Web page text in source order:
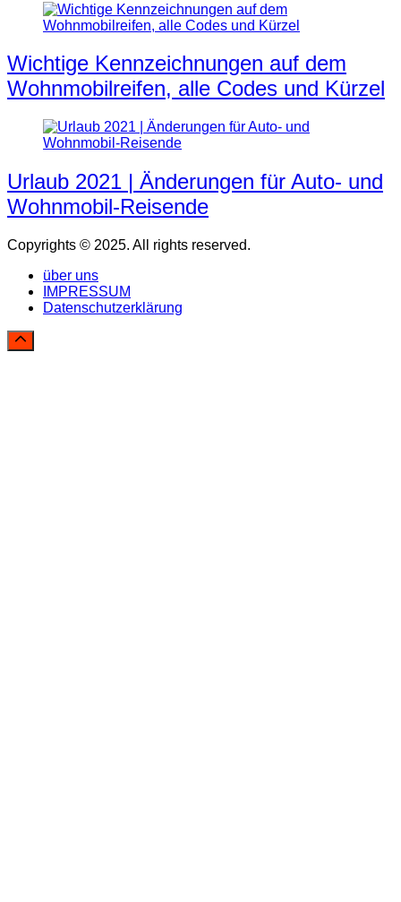
Wichtige Kennzeichnungen auf dem
Wohnmobilreifen, alle Codes und Kürzel
Urlaub 2021 | Änderungen für Auto- und
Wohnmobil-Reisende
Copyrights © 2025. All rights reserved.
über uns
IMPRESSUM
Datenschutzerklärung